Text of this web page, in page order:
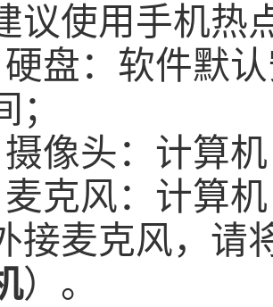
议使用手机热
硬盘： 软件默
摄像头：计算
麦克风：计算
接麦克风，
）。